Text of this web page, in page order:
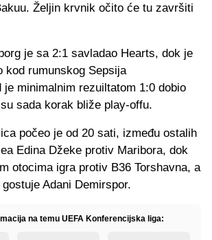
Željin krvnik očito će tu završiti
je sa 2:1 savladao Hearts, dok je
kod rumunskog Sepsija
je minimalnim rezuiltatom 1:0 dobio
sada korak bliže play-offu.
počeo je od 20 sati, između ostalih
Edina Džeke protiv Maribora, dok
otocima igra protiv B36 Torshavna, a
Adani Demirspor.
na temu UEFA Konferencijska liga: